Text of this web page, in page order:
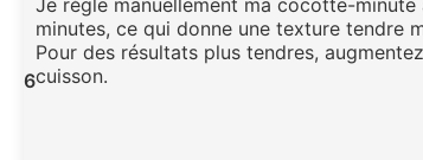
6
minutes, ce qui donne une texture tendre
Pour des résultats plus tendres,
cuisson.